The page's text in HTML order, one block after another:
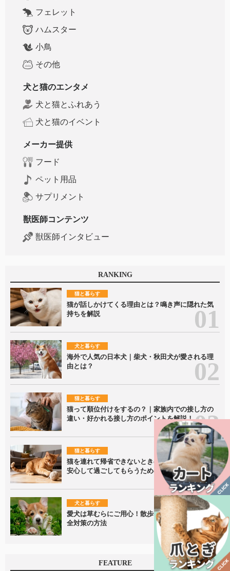
フェレット
ハムスター
小鳥
その他
犬と猫のエンタメ
犬と猫とふれあう
犬と猫のイベント
メーカー提供
フード
ペット用品
サプリメント
獣医師コンテンツ
獣医師インタビュー
RANKING
猫と暮らす
猫が話しかけてくる理由とは？鳴き声に隠れた気
持ちを解説
犬と暮らす
海外で人気の日本犬｜柴犬・秋田犬が愛される理
由とは？
猫と暮らす
猫って順位付けをするの？｜家族内での接し方の
違い・好かれる接し方のポイントを解説！
猫と暮らす
猫を連れて帰省できないときの留守番ポイント｜
安心して過ごしてもらうための準備を解説
犬と暮らす
愛犬は草むらにご用心！散歩中に潜むリスクと安
全対策の方法
FEATURE